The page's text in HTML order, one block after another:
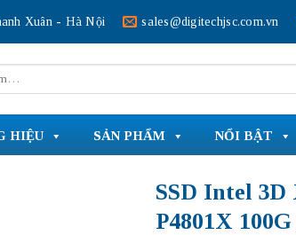
Xuân - Hà Nội sales@digitechjsc.com.vn
HIỆU SẢN PHẨM NỔI BẬT
SSD Intel 3D
P4801X